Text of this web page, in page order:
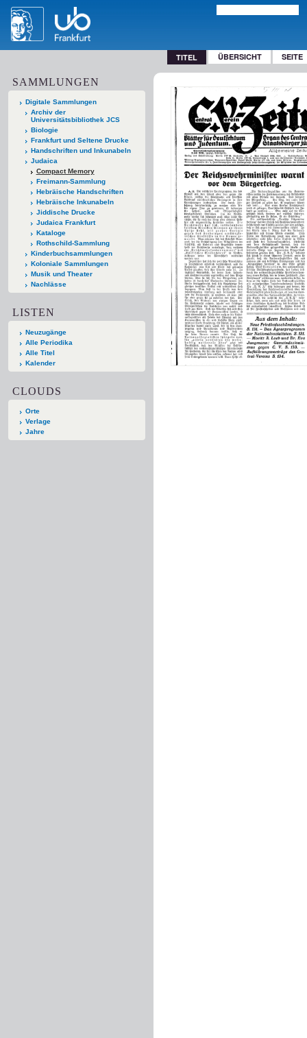
TITEL ÜBERSICHT SEITE
SAMMLUNGEN
Digitale Sammlungen
Archiv der
Universitätsbibliothek JCS
Biologie
Frankfurt und Seltene Drucke
Handschriften und Inkunabeln
Judaica
Compact Memory
Freimann-Sammlung
Hebräische Handschriften
Hebräische Inkunabeln
Jiddische Drucke
Judaica Frankfurt
Kataloge
Rothschild-Sammlung
Kinderbuchsammlungen
Koloniale Sammlungen
Musik und Theater
Nachlässe
LISTEN
Neuzugänge
Alle Periodika
Alle Titel
Kalender
CLOUDS
Orte
Verlage
Jahre